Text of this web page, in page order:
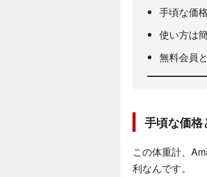
手頃な価
使い方は
無料会員
手頃な価
この体重計、
利なんです。